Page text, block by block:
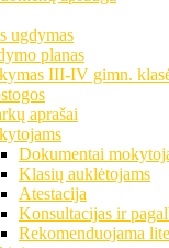
ugdymas
planas
III-IV gimn.
aprašai
Dokumentai
Klasių auklėtojams
Atestacija
Konsultacijas ir
Rekomenduojama